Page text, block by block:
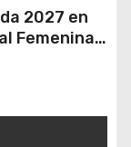
2027 en
Femenina